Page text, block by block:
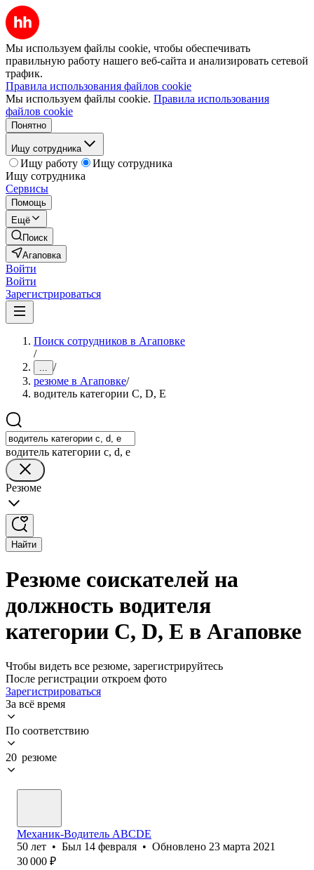
Мы используем файлы cookie, чтобы обеспечивать
правильную работу нашего веб-сайта и анализировать сетевой
трафик.
Правила использования файлов cookie
Мы используем файлы cookie. Правила использования
файлов cookie
Понятно
Ищу сотрудника
Ищу работу
Ищу сотрудника
Ищу сотрудника
Сервисы
Помощь
Ещё
Поиск
Агаповка
Войти
Войти
Зарегистрироваться
Поиск сотрудников в Агаповке
/
... /
резюме в Агаповке/
водитель категории C, D, E
водитель категории c, d, e
Резюме
Найти
Резюме соискателей на
должность водителя
категории C, D, E в Агаповке
Чтобы видеть все резюме, зарегистрируйтесь
После регистрации откроем фото
Зарегистрироваться
За всё время
По соответствию
20 резюме
Механик-Водитель АВСDE
50 лет • Был 14 февраля • Обновлено 23 марта 2021
30 000 ₽